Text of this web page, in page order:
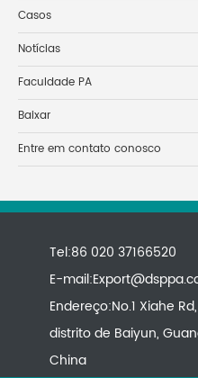
Casos
Notícias
Faculdade PA
Baixar
Entre em contato conosco
Tel:86 020 37166520
E-mail:
Endereço:No.1 Xiahe
distrito de Baiyun,
China